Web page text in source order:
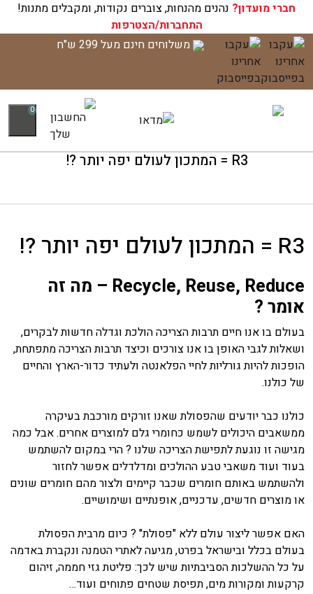
חברי מועדון? נהנים מהנחות, צוברים נקודות, ומקבלים מתנות!
התחברות/הצטרפות
דלג
לתוכן
משלוחים חינם מעל 299 ש"ח
0
R3 = המתכון לעולם יפה יותר ?!
R3 = המתכון לעולם יפה יותר ?!
Recycle, Reuse, Reduce – מה זה
אומר ?
בעולם בו אנו חיים תרבות הצריכה הולכת וגדלה חדשות לבקרים,
ושאלות לגבי האופן בו אנו צורכים וכיצד תרבות הצריכה מתפתחת,
הופכות להיות גורליות לחיי הפלאנטה ולעתיד כדור-הארץ והחיים
של כולנו.
כולנו כבר יודעים שהפסולת שאנו זורקים מורכבת בעיקרה
ממשאבים היכולים לשמש כחומרי גלם למוצרים אחרים. אבל כמה
מגישה זו נוגעת לתפישת הצריכה שלנו ? הרי במקום להשתמש
בעוד ועוד משאבי טבע ההולכים ומדלדלים אפשר לחזור
ולהשתמש באותם חומרים שכבר קיימים ולצור מהם חומרים שונים
או מוצרים חדשים, עדכניים, אופנתיים ושימושיים.
האם אפשר ליצור עולם ללא "פסולת" ? כיום מרבית הפסולת
בעולם בכלל ובישראל בפרט, מגיעה לאתרי הטמנה ונקברת באדמה
על כל ההשלכות הסביבתיות שיש לכך: פליטת גזי חממה, זיהום
קרקעות ומקורות מים, תפיסת שטחים פתוחים ועוד…